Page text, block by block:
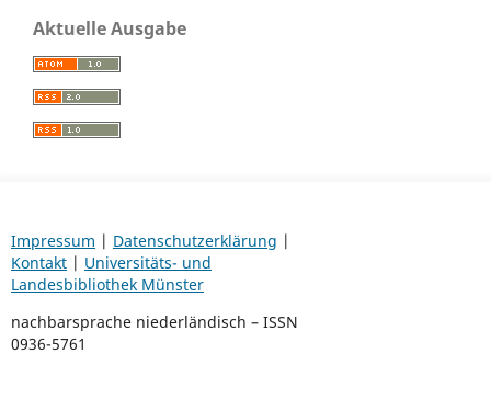
Aktuelle Ausgabe
Impressum | Datenschutzerklärung |
Kontakt| Universitäts- und
Landesbibliothek Münster
nachbarsprache niederländisch – ISSN
0936-5761